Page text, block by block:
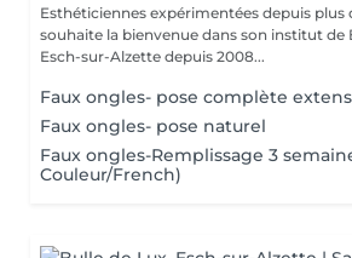
Esthéticiennes expérimentées depuis plus
souhaite la bienvenue dans son institut de
Esch-sur-Alzette depuis 2008...
Faux ongles- pose complète
Faux ongles- pose naturel
Faux ongles-Remplissage 3
Couleur/French)